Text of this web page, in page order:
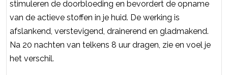
stimuleren de doorbloeding en bevordert de opname
van de actieve stoffen in je huid. De werking is
afslankend, verstevigend, drainerend en gladmakend.
Na 20 nachten van telkens 8 uur dragen, zie en voel je
het verschil.